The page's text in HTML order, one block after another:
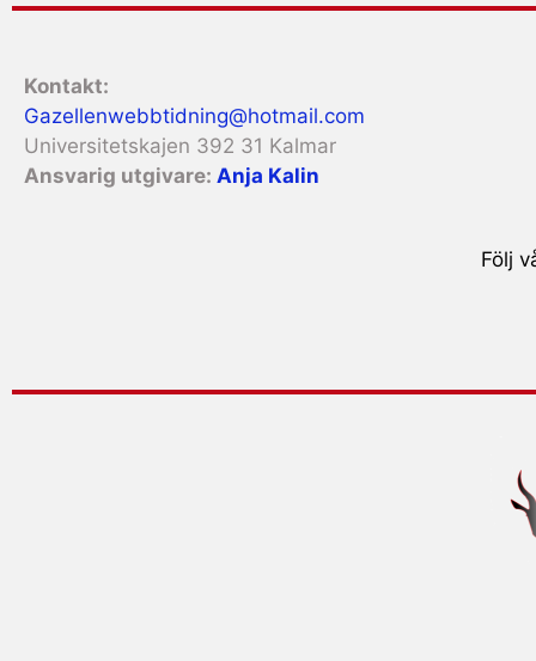
Kontakt:
Gazellenwebbtidning@hotmail.com
Universitetskajen 392 31 Kalmar
Ansvarig utgivare: Anja Kalin
Följ